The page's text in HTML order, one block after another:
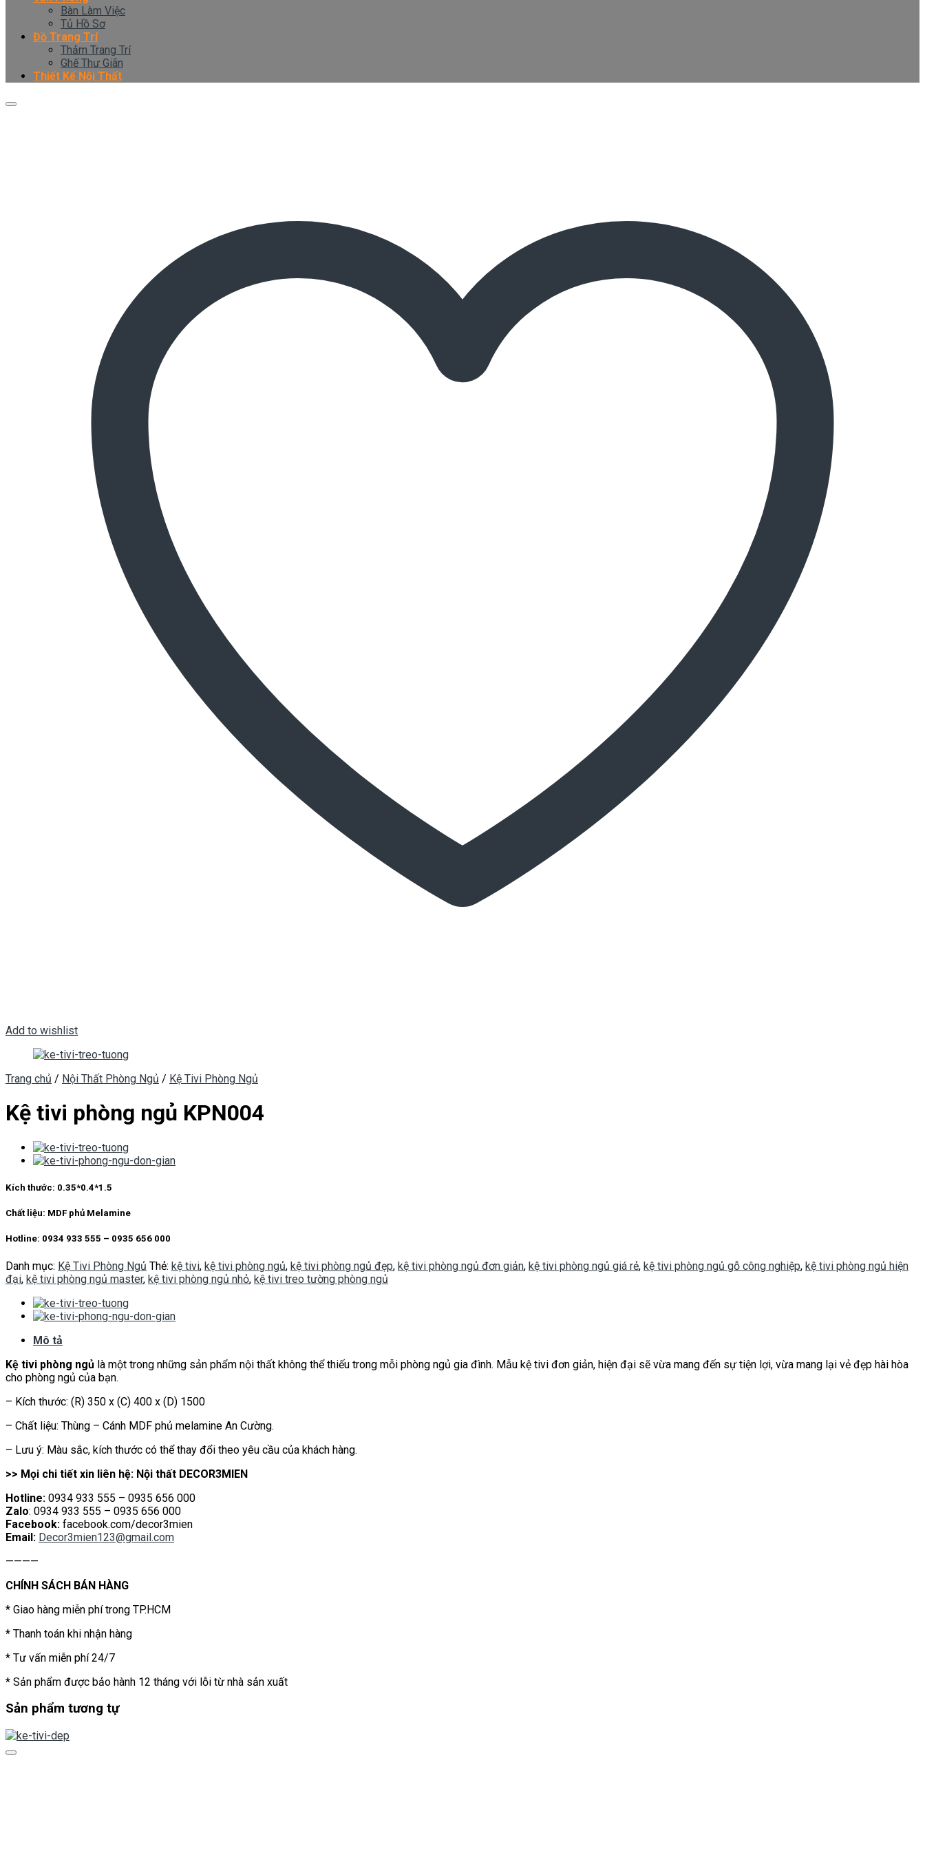
Bàn Làm Việc
Tủ Hồ Sơ
Đồ Trang Trí
Thảm Trang Trí
Ghế Thư Giãn
Thiết Kế Nội Thất
Add to wishlist
Trang chủ / Nội Thất Phòng Ngủ / Kệ Tivi Phòng Ngủ
Kệ tivi phòng ngủ KPN004
Kích thước: 0.35*0.4*1.5
Chất liệu: MDF phủ Melamine
Hotline: 0934 933 555 – 0935 656 000
Danh mục: Kệ Tivi Phòng Ngủ Thẻ: kệ tivi, kệ tivi phòng ngủ, kệ tivi phòng ngủ đẹp, kệ tivi phòng ngủ đơn giản, kệ tivi phòng ngủ giá rẻ, kệ tivi phòng ngủ gỗ công nghiệp, kệ tivi phòng ngủ hiện
đại, kệ tivi phòng ngủ master, kệ tivi phòng ngủ nhỏ, kệ tivi treo tường phòng ngủ
Mô tả
Kệ tivi phòng ngủ là một trong những sản phẩm nội thất không thể thiếu trong mỗi phòng ngủ gia đình. Mẫu kệ tivi đơn giản, hiện đại sẽ vừa mang đến sự tiện lợi, vừa mang lại vẻ đẹp hài hòa
cho phòng ngủ của bạn.
– Kích thước: (R) 350 x (C) 400 x (D) 1500
– Chất liệu: Thùng – Cánh MDF phủ melamine An Cường.
– Lưu ý: Màu sắc, kích thước có thể thay đổi theo yêu cầu của khách hàng.
>> Mọi chi tiết xin liên hệ: Nội thất DECOR3MIEN
Hotline: 0934 933 555 – 0935 656 000
Zalo: 0934 933 555 – 0935 656 000
Facebook: facebook.com/decor3mien
Email: Decor3mien123@gmail.com
————
CHÍNH SÁCH BÁN HÀNG
* Giao hàng miễn phí trong TP.HCM
* Thanh toán khi nhận hàng
* Tư vấn miễn phí 24/7
* Sản phẩm được bảo hành 12 tháng với lỗi từ nhà sản xuất
Sản phẩm tương tự